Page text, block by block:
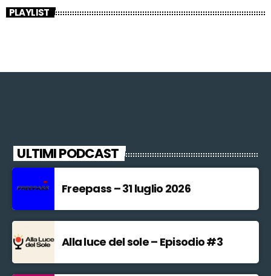
PLAYLIST
ULTIMI PODCAST
Freepass – 31 luglio 2026
Alla luce del sole – Episodio #3